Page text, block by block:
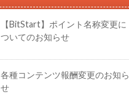
【BitStart】ポイント名称変更に
ついてのお知らせ
各種コンテンツ報酬変更のお知ら
せ